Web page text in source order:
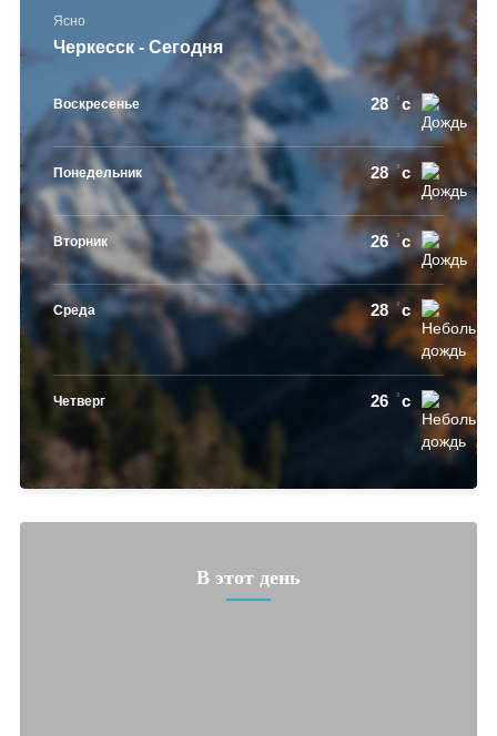
Ясно
Черкесск - Сегодня
Воскресенье 28 c
Понедельник 28 c
Вторник 26 c
Среда 28 c
Четверг 26 c
В этот день